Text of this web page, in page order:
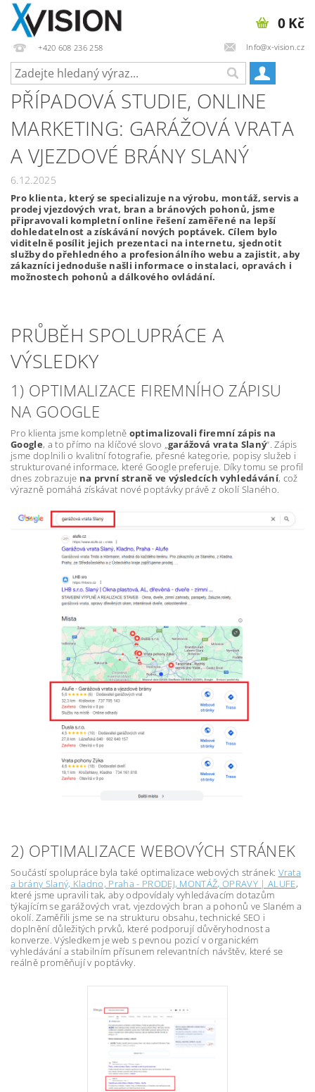
+420 608 236 258 Info@x-vision.cz
0 Kč
PŘÍPADOVÁ STUDIE, ONLINE
MARKETING: GARÁŽOVÁ VRATA
A VJEZDOVÉ BRÁNY SLANÝ
6.12.2025
Pro klienta, který se specializuje na výrobu, montáž, servis a
prodej vjezdových vrat, bran a bránových pohonů, jsme
připravovali kompletní online řešení zaměřené na lepší
dohledatelnost a získávání nových poptávek. Cílem bylo
viditelně posílit jejich prezentaci na internetu, sjednotit
služby do přehledného a profesionálního webu a zajistit, aby
zákazníci jednoduše našli informace o instalaci, opravách i
možnostech pohonů a dálkového ovládání.
PRŮBĚH SPOLUPRÁCE A
VÝSLEDKY
1) OPTIMALIZACE FIREMNÍHO ZÁPISU
NA GOOGLE
Pro klienta jsme kompletně optimalizovali firemní zápis na
Google, a to přímo na klíčové slovo „garážová vrata Slaný“. Zápis
jsme doplnili o kvalitní fotografie, přesné kategorie, popisy služeb i
strukturované informace, které Google preferuje. Díky tomu se profil
dnes zobrazuje na první straně ve výsledcích vyhledávání, což
výrazně pomáhá získávat nové poptávky právě z okolí Slaného.
2) OPTIMALIZACE WEBOVÝCH STRÁNEK
Součástí spolupráce byla také optimalizace webových stránek: Vrata
a brány Slaný, Kladno, Praha - PRODEJ, MONTÁŽ, OPRAVY | ALUFE,
které jsme upravili tak, aby odpovídaly vyhledávacím dotazům
týkajícím se garážových vrat, vjezdových bran a pohonů ve Slaném a
okolí. Zaměřili jsme se na strukturu obsahu, technické SEO i
doplnění důležitých prvků, které podporují důvěryhodnost a
konverze. Výsledkem je web s pevnou pozicí v organickém
vyhledávání a stabilním přísunem relevantních návštěv, které se
reálně proměňují v poptávky.